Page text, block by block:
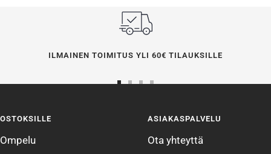
ILMAINEN TOIMITUS YLI 60€ TILAUKSILLE
4
OSTOKSILLE
Ompelu
ASIAKASPALVELU
Ota yhteyttä